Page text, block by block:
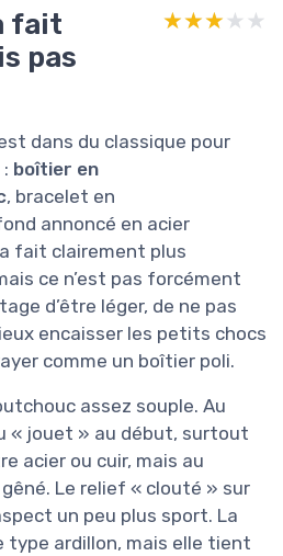
fait
pas
★★★★★
★★★★★
dans du classique pour
boîtier en
, bracelet en
annoncé en acier
fait clairement plus
ce n’est pas forcément
d’être léger, de ne pas
encaisser les petits chocs
comme un boîtier poli.
assez souple. Au
« jouet » au début, surtout
acier ou cuir, mais au
gêné. Le relief « clouté » sur
un peu plus sport. La
type ardillon, mais elle tient